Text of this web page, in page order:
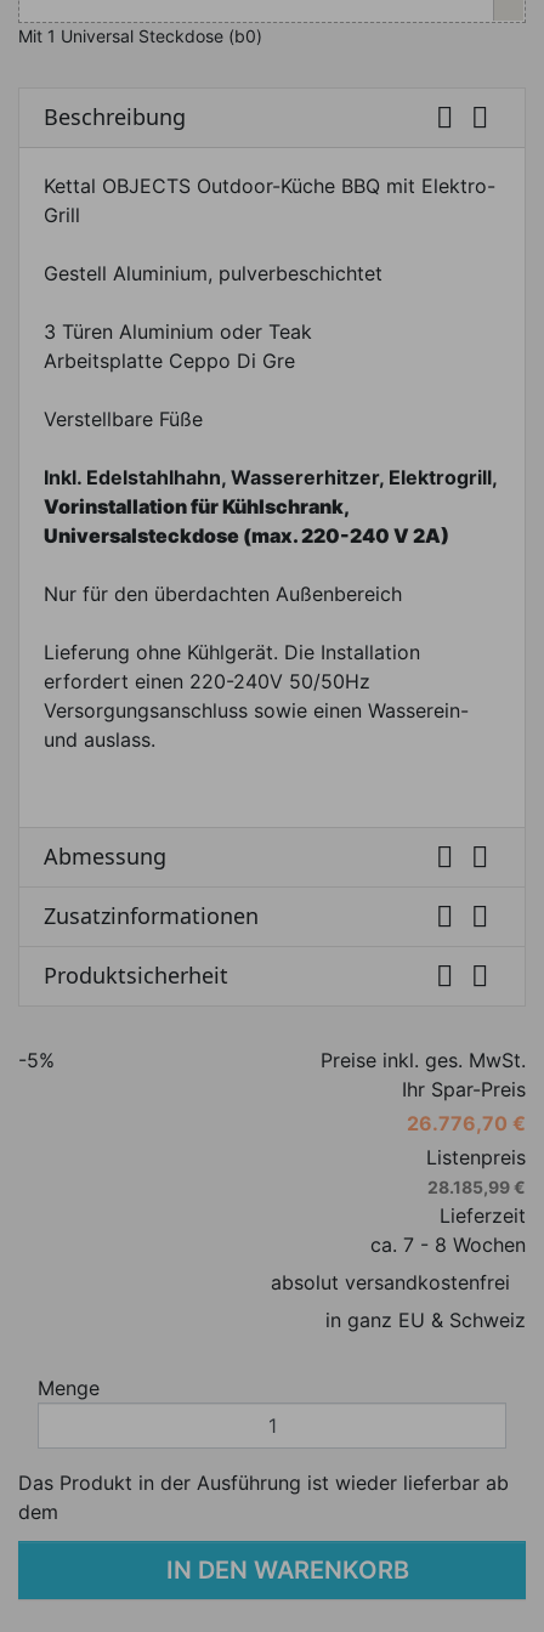
Mit 1 Universal Steckdose (b0)
Beschreibung  
Kettal OBJECTS Outdoor-Küche BBQ mit Elektro-
Grill
Gestell Aluminium, pulverbeschichtet
3 Türen Aluminium oder Teak
Arbeitsplatte Ceppo Di Gre
Verstellbare Füße
Inkl. Edelstahlhahn, Wassererhitzer, Elektrogrill,
Vorinstallationfür Kühlschrank,
Universalsteckdose (max. 220-240 V 2A)
Nur für den überdachten Außenbereich
Lieferung ohne Kühlgerät. Die Installation
erfordert einen 220-240V 50/50Hz
Versorgungsanschluss sowie einen Wasserein-
und auslass.
Abmessung  
Zusatzinformationen  
Produktsicherheit  
-5%
Preise inkl. ges. MwSt.
Ihr Spar-Preis
26.776,70 €
Listenpreis
28.185,99 €
Lieferzeit
ca. 7 - 8 Wochen
absolut versandkostenfrei
in ganz EU & Schweiz
Menge
Das Produkt in der Ausführung ist wieder lieferbar ab
dem
IN DEN WARENKORB